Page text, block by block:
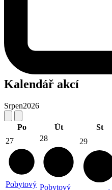
Kalendář akcí
Srpen2026
Po Út St
27
Pobytový
28
Pobytový
29